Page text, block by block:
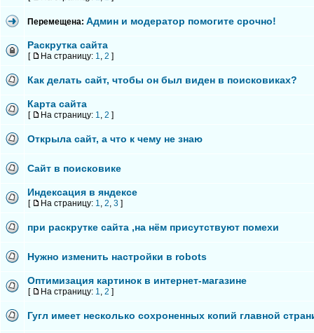
Перемещена: Админ и модератор помогите срочно!
Раскрутка сайта
[ На страницу: 1, 2 ]
Как делать сайт, чтобы он был виден в поисковиках?
Карта сайта
[ На страницу: 1, 2 ]
Открыла сайт, а что к чему не знаю
Сайт в поисковике
Индексация в яндексе
[ На страницу: 1, 2, 3 ]
при раскрутке сайта ,на нём присутствуют помехи
Нужно изменить настройки в robots
Оптимизация картинок в интернет-магазине
[ На страницу: 1, 2 ]
Гугл имеет несколько сохроненных копий главной